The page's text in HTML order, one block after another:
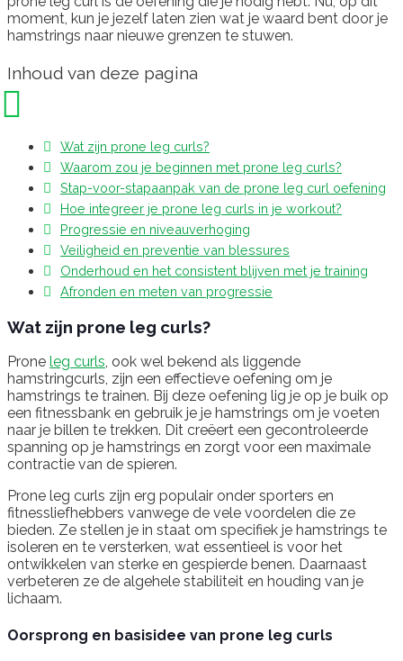
moment, kun je jezelf laten zien wat je waard bent door je
hamstrings naar nieuwe grenzen te stuwen.
Inhoud van deze pagina
Wat zijn prone leg curls?
Waarom zou je beginnen met prone leg curls?
Stap-voor-stapaanpak van de prone leg curl oefening
Hoe integreer je prone leg curls in je workout?
Progressie en niveauverhoging
Veiligheid en preventie van blessures
Onderhoud en het consistent blijven met je training
Afronden en meten van progressie
Wat zijn prone leg curls?
Prone leg curls, ook wel bekend als liggende
hamstringcurls, zijn een effectieve oefening om je
hamstrings te trainen. Bij deze oefening lig je op je buik op
een fitnessbank en gebruik je je hamstrings om je voeten
naar je billen te trekken. Dit creëert een gecontroleerde
spanning op je hamstrings en zorgt voor een maximale
contractie van de spieren.
Prone leg curls zijn erg populair onder sporters en
fitnessliefhebbers vanwege de vele voordelen die ze
bieden. Ze stellen je in staat om specifiek je hamstrings te
isoleren en te versterken, wat essentieel is voor het
ontwikkelen van sterke en gespierde benen. Daarnaast
verbeteren ze de algehele stabiliteit en houding van je
lichaam.
Oorsprong en basisidee van prone leg curls